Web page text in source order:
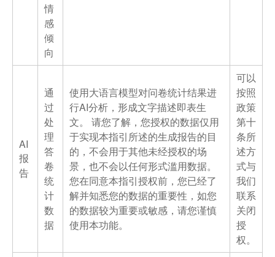
情
感
倾
向
AI
报
告
通
过
处
理
答
卷
统
计
数
据
使用大语言模型对问卷统计结果进
行AI分析，形成文字描述即表生
文。 请您了解，您授权的数据仅用
于实现本指引所述的生成报告的目
的，不会用于其他未经授权的场
景，也不会以任何形式滥用数据。
您在同意本指引授权前，您已经了
解并知悉您的数据的重要性，如您
的数据较为重要或敏感，请您谨慎
使用本功能。
可以
按照
政策
第十
条所
述方
式与
我们
联系
关闭
授
权。